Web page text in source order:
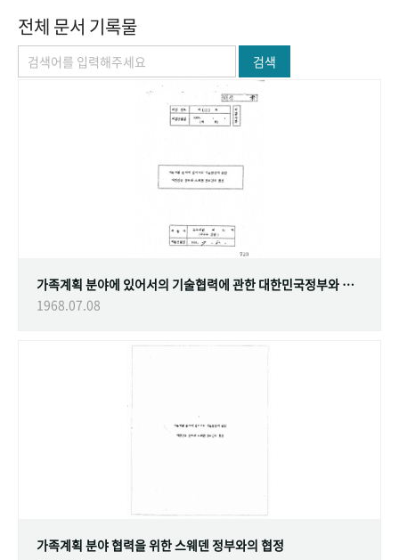
전체 문서 기록물
검색
가족계획 분야에 있어서의 기술협력에 관한 대한민국정부와 스웨덴 정부간의 협정
1968.07.08
가족계획 분야 협력을 위한 스웨덴 정부와의 협정